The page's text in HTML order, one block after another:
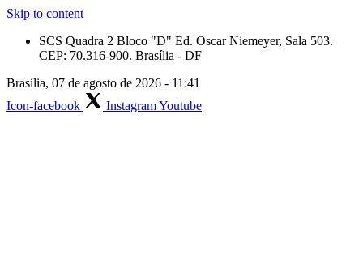
Skip to content
SCS Quadra 2 Bloco "D" Ed. Oscar Niemeyer, Sala 503.
CEP: 70.316-900. Brasília - DF
Brasília, 07 de agosto de 2026 - 11:41
Icon-facebook
InstagramYoutube